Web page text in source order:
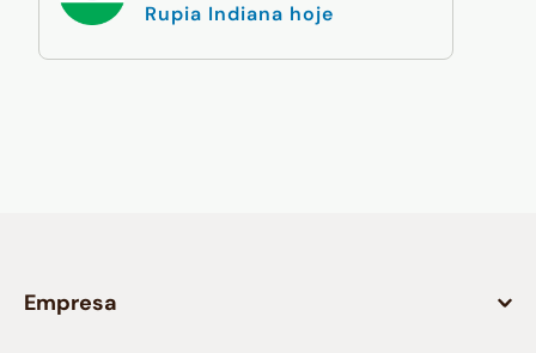
Rupia Indiana hoje
Empresa